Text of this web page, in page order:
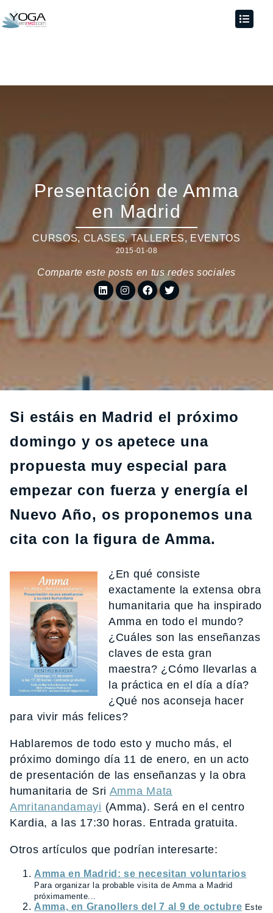
Presentación de Amma
en Madrid
CURSOS, CLASES, TALLERES, EVENTOS
2015-01-08
Comparte este posts en tus redes sociales
Si estáis en Madrid el próximo
domingo y os apetece una
propuesta muy especial para
empezar con fuerza y energía el
Nuevo Año, os proponemos una
cita con la figura de Amma.
¿En qué consiste
exactamente la extensa obra
humanitaria que ha inspirado
Amma en todo el mundo?
¿Cuáles son las enseñanzas
claves de esta gran
maestra? ¿Cómo llevarlas a
la práctica en el día a día?
¿Qué nos aconseja hacer
para vivir más felices?
Hablaremos de todo esto y mucho más, el
próximo domingo día 11 de enero, en un acto
de presentación de las enseñanzas y la obra
humanitaria de Sri Amma Mata
Amritanandamayi (Amma). Será en el centro
Kardia, a las 17:30 horas. Entrada gratuita.
Otros artículos que podrían interesarte:
Amma en Madrid: se necesitan voluntarios
Para organizar la probable visita de Amma a Madrid
próximamente...
Amma, en Granollers del 7 al 9 de octubre Este